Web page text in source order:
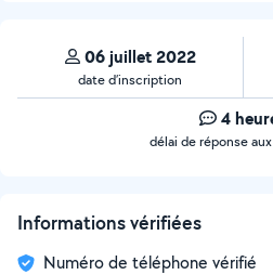
06 juillet 2022
date d’inscription
4
délai de réponse
Informations vérifiées
Numéro de téléphone vérifié